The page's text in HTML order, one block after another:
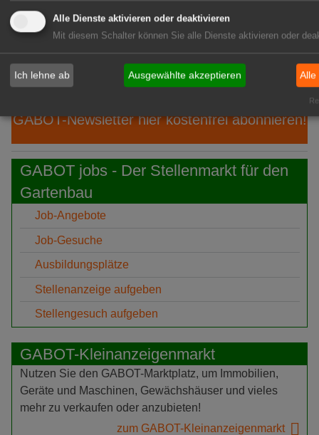
08.
Aug
ifo: Deutsche Wirtschaft
überraschend robust
08.
Aug
FDF-Bundesverband:
Kommissarisches Leitungsteam
GABOT-Newsletter hier kostenfrei abonnieren!
GABOT jobs - Der Stellenmarkt für den
Gartenbau
Job-Angebote
Job-Gesuche
Ausbildungsplätze
Stellenanzeige aufgeben
Stellengesuch aufgeben
GABOT-Kleinanzeigenmarkt
Nutzen Sie den GABOT-Marktplatz, um Immobilien,
Geräte und Maschinen, Gewächshäuser und vieles
mehr zu verkaufen oder anzubieten!
zum GABOT-Kleinanzeigenmarkt
Alle Dienste aktivieren oder deaktivieren
Mit diesem Schalter können Sie alle Dienste aktivieren oder
Ich lehne ab Ausgewählte akzeptieren Alle